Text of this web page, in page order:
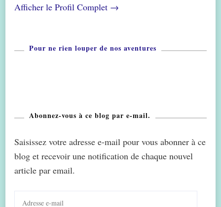
Afficher le Profil Complet →
Pour ne rien louper de nos aventures
Abonnez-vous à ce blog par e-mail.
Saisissez votre adresse e-mail pour vous abonner à ce
blog et recevoir une notification de chaque nouvel
article par email.